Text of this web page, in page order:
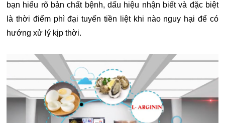
bạn hiểu rõ bản chất bệnh, dấu hiệu nhận biết và đặc biệt
là thời điểm phì đại tuyến tiền liệt khi nào nguy hại để có
hướng xử lý kịp thời.